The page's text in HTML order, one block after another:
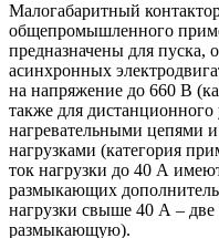
Малогабаритный
общепромышленного
предназначены для пуска,
асинхронных
на напряжение до 660 В
также для
нагревательными цепями
нагрузками (категория
ток нагрузки до 40 А
размыкающих
нагрузки свыше 40 А –
размыкающую).